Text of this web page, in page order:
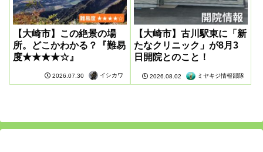
【大崎市】この絶景の場
所。どこかわかる？『難易
度★★★★☆』
2026.07.30 イシカワ
【大崎市】古川駅東に「新
たなクリニック」が8月3
日開院とのこと！
2026.08.02 ミヤキジ情報部隊